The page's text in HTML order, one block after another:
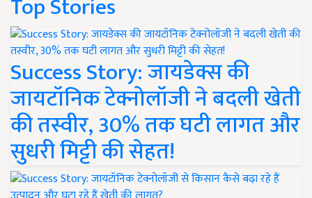
Success Story: जायडेक्स की
जायटॉनिक टेक्नोलॉजी ने बदली खेती
की तस्वीर, 30% तक घटी लागत और
सुधरी मिट्टी की सेहत!